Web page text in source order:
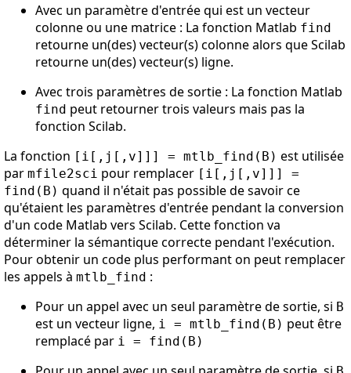
Avec un paramètre d'entrée qui est un vecteur
colonne ou une matrice : La fonction Matlab find
retourne un(des) vecteur(s) colonne alors que Scilab
retourne un(des) vecteur(s) ligne.
Avec trois paramètres de sortie : La fonction Matlab
find peut retourner trois valeurs mais pas la
fonction Scilab.
La fonction [i[,j[,v]]] = mtlb_find(B) est utilisée
par mfile2sci pour remplacer [i[,j[,v]]] =
find(B) quand il n'était pas possible de savoir ce
qu'étaient les paramètres d'entrée pendant la conversion
d'un code Matlab vers Scilab. Cette fonction va
déterminer la sémantique correcte pendant l'exécution.
Pour obtenir un code plus performant on peut remplacer
les appels à mtlb_find :
Pour un appel avec un seul paramètre de sortie, si B
est un vecteur ligne, i = mtlb_find(B) peut être
remplacé par i = find(B)